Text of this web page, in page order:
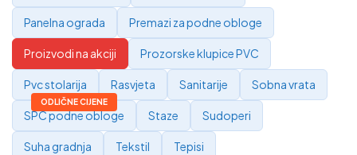
Panelna ograda Premazi za podne obloge
Proizvodi na akciji Prozorske klupice PVC
Pvc stolarija Rasvjeta Sanitarije Sobna vrata
SPC podne obloge Staze Sudoperi
Suha gradnja Tekstil Tepisi